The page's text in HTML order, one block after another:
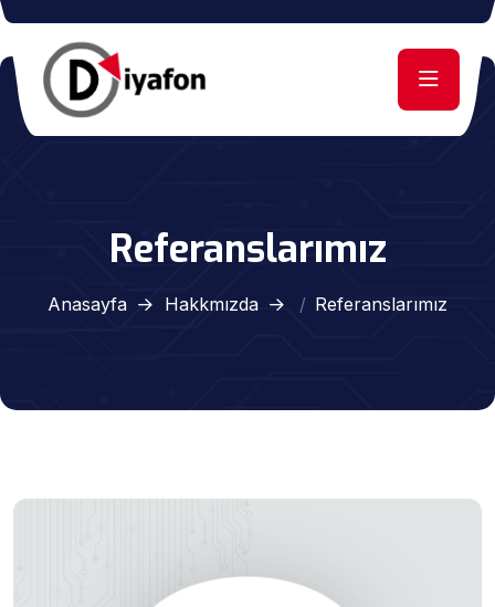
Referanslarımız
Anasayfa Hakkmızda Referanslarımız